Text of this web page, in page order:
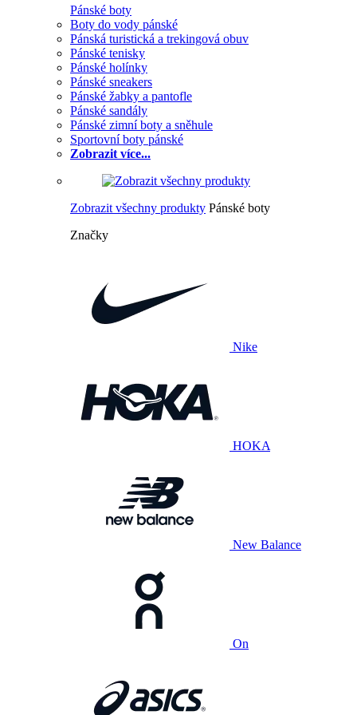
Pánské boty
Boty do vody pánské
Pánská turistická a trekingová obuv
Pánské tenisky
Pánské holínky
Pánské sneakers
Pánské žabky a pantofle
Pánské sandály
Pánské zimní boty a sněhule
Sportovní boty pánské
Zobrazit více...
Zobrazit všechny produkty Pánské boty
Značky
Nike
HOKA
New Balance
On